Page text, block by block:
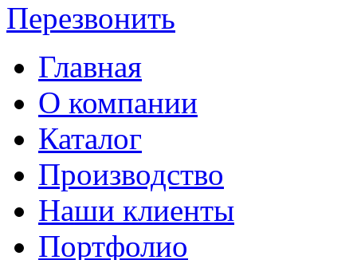
Перезвонить
Главная
О компании
Каталог
Производство
Наши клиенты
Портфолио